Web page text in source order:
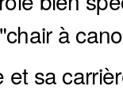
à
et sa